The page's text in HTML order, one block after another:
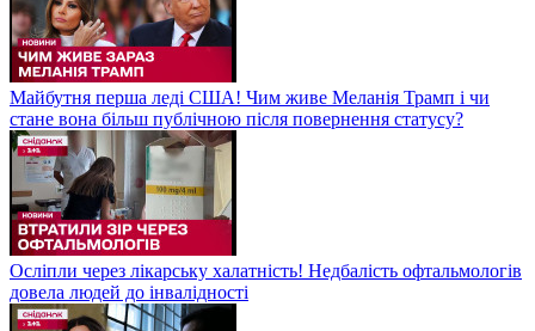
Майбутня перша леді США! Чим живе Меланія Трамп і чи
стане вона більш публічною після повернення статусу?
Осліпли через лікарську халатність! Недбалість офтальмологів
довела людей до інвалідності